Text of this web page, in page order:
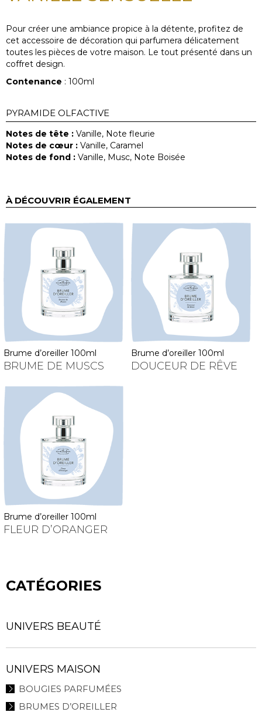
Pour créer une ambiance propice à la détente, profitez de
cet accessoire de décoration qui parfumera délicatement
toutes les pièces de votre maison. Le tout présenté dans un
coffret design.
Contenance : 100ml
PYRAMIDE OLFACTIVE
Notes de tête : Vanille, Note fleurie
Notes de cœur : Vanille, Caramel
Notes de fond : Vanille, Musc, Note Boisée
À DÉCOUVRIR ÉGALEMENT
brume d’oreiller 100ml
BRUME DE MUSCS
brume d’oreiller 100ml
DOUCEUR DE RÊVE
brume d’oreiller 100ml
FLEUR D’ORANGER
CATÉGORIES
UNIVERS BEAUTÉ
UNIVERS MAISON
BOUGIES PARFUMÉES
BRUMES D’OREILLER